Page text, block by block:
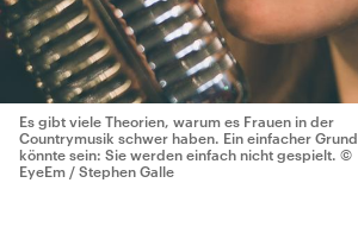
Es gibt viele Theorien, warum es Frauen in der
Countrymusik schwer haben. Ein einfacher Grund
könnte sein: Sie werden einfach nicht gespielt. ©
EyeEm / Stephen Galle